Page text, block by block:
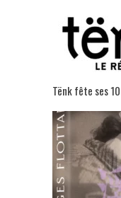
Tënk fête ses